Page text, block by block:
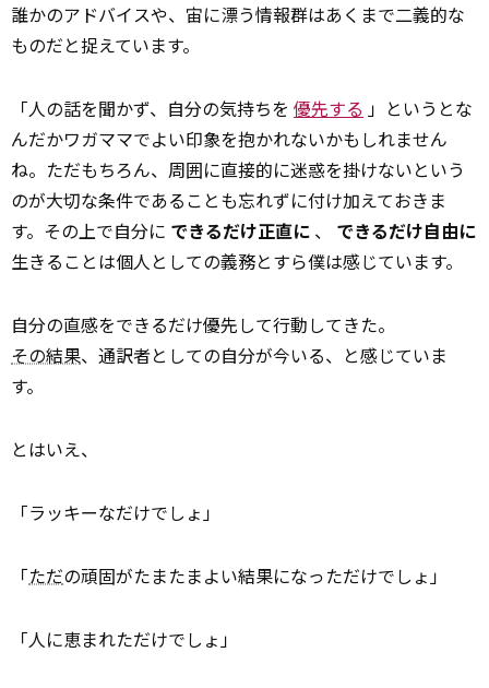
誰かのアドバイスや、宙に漂う情報群はあくまで二義的な
ものだと捉えています。
「人の話を聞かず、自分の気持ちを 優先する 」というとな
んだかワガママでよい印象を抱かれないかもしれません
ね。ただもちろん、周囲に直接的に迷惑を掛けないという
のが大切な条件であることも忘れずに付け加えておきま
す。その上で自分に できるだけ正直に 、 できるだけ自由に
生きることは個人としての義務とすら僕は感じています。
自分の直感をできるだけ優先して行動してきた。
その結果、通訳者としての自分が今いる、と感じていま
す。
とはいえ、
「ラッキーなだけでしょ」
「ただの頑固がたまたまよい結果になっただけでしょ」
「人に恵まれただけでしょ」